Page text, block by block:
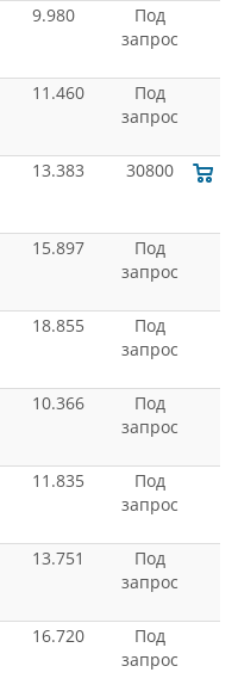
9.980
Под
запрос
11.460
Под
запрос
13.383 30800
15.897
Под
запрос
18.855
Под
запрос
10.366
Под
запрос
11.835
Под
запрос
13.751
Под
запрос
16.720
Под
запрос